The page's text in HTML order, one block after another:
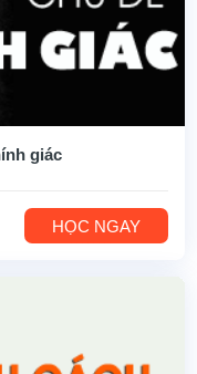
giác
HỌC NGAY